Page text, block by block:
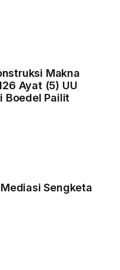
Makna
Ayat (5) UU
Boedel Pailit
Sengketa